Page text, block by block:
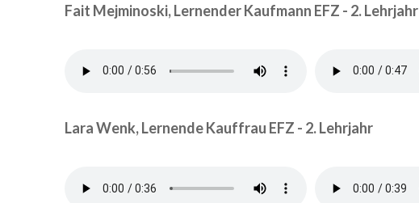
Fait Mejminoski, Lernender Kaufmann EFZ - 2. Lehrjahr
Lara Wenk, Lernende Kauffrau EFZ - 2. Lehrjahr